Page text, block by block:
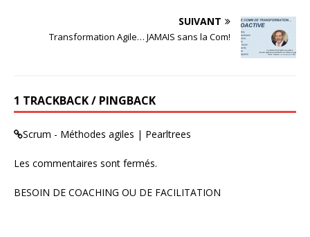
SUIVANT
Transformation Agile… JAMAIS sans la Com!
1 TRACKBACK / PINGBACK
Scrum - Méthodes agiles | Pearltrees
Les commentaires sont fermés.
BESOIN DE COACHING OU DE FACILITATION